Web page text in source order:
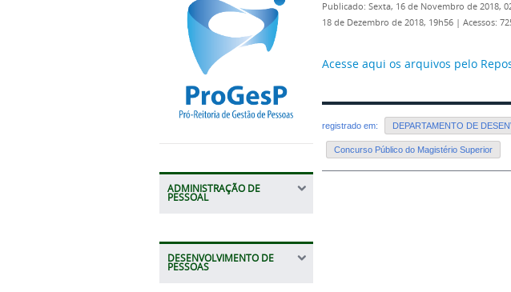
ADMINISTRAÇÃO DE
PESSOAL
DESENVOLVIMENTO DE
PESSOAS
Publicado: Sexta, 16 de Novembro de 2018,
18 de Dezembro de 2018, 19h56 | Acessos:
Acesse aqui os arquivos pelo
registrado em: DEPARTAMENTO DE
Concurso Público do Magistério Superior